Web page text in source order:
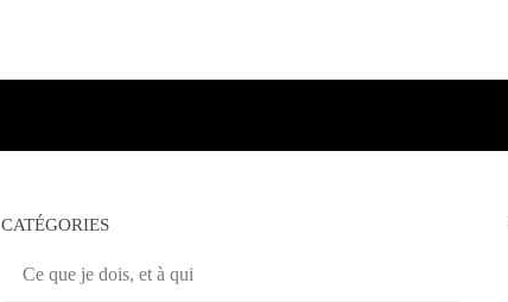
CATÉGORIES
Ce que je dois, et à qui